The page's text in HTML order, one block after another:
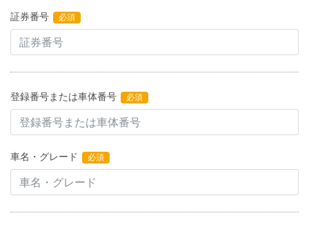
証券番号 必須
登録番号または車体番号 必須
車名・グレード 必須